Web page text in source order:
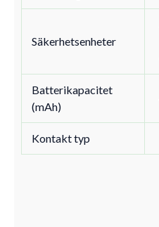
Säkerhetsenheter
Batterikapacitet
(mAh)
Kontakt typ